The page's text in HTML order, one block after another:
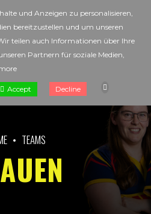
TEAMS
und Anzeigen zu personalisieren,
bereitzustellen und um unseren
teilen auch Informationen über Ihre
Partnern für soziale Medien,
Accept Decline